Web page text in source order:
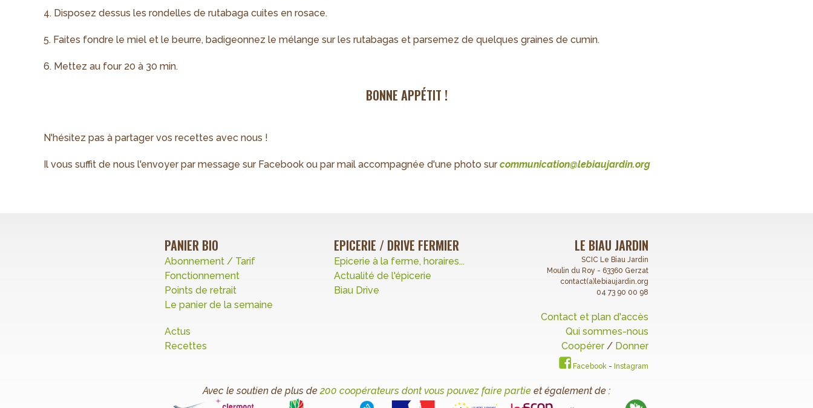
4. Disposez dessus les rondelles de rutabaga cuites en rosace.
5. Faites fondre le miel et le beurre, badigeonnez le mélange sur les rutabagas et parsemez de quelques graines de cumin.
6. Mettez au four 20 à 30 min.
BONNE APPÉTIT !
N'hésitez pas à partager vos recettes avec nous !
Il vous suffit de nous l'envoyer par message sur Facebook ou par mail accompagnée d'une photo sur communication@lebiaujardin.org
PANIER BIO
Abonnement / Tarif
Fonctionnement
Points de retrait
Le panier de la semaine
Actus
Recettes
EPICERIE / DRIVE FERMIER
Epicerie à la ferme, horaires...
Actualité de l'épicerie
Biau Drive
LE BIAU JARDIN
SCIC Le Biau Jardin
Moulin du Roy - 63360 Gerzat
contact(a)lebiaujardin.org
04 73 90 00 98
Contact et plan d'accès
Qui sommes-nous
Coopérer/ Donner
Facebook- Instagram
Avec le soutien de plus de200 coopérateurs dont vous pouvez faire partie et également de :